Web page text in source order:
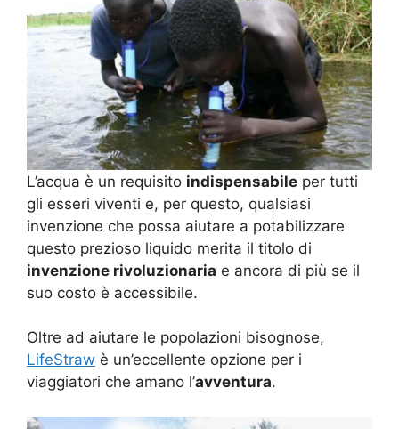
L’acqua è un requisito indispensabile per tutti
gli esseri viventi e, per questo, qualsiasi
invenzione che possa aiutare a potabilizzare
questo prezioso liquido merita il titolo di
invenzione rivoluzionaria e ancora di più se il
suo costo è accessibile.
Oltre ad aiutare le popolazioni bisognose,
LifeStraw è un’eccellente opzione per i
viaggiatori che amano l’avventura.